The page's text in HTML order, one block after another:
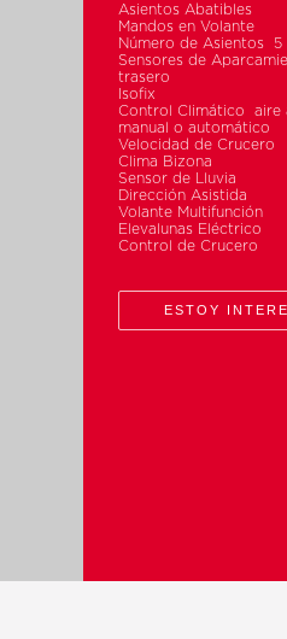
Asientos Abatibles
Mandos en Volante
Número de Asientos 5
Sensores de
trasero
Isofix
Control Climático aire
manual o automático
Velocidad de Crucero
Clima Bizona
Sensor de Lluvia
Dirección Asistida
Volante Multifunción
Elevalunas Eléctrico
Control de Crucero
ESTOY